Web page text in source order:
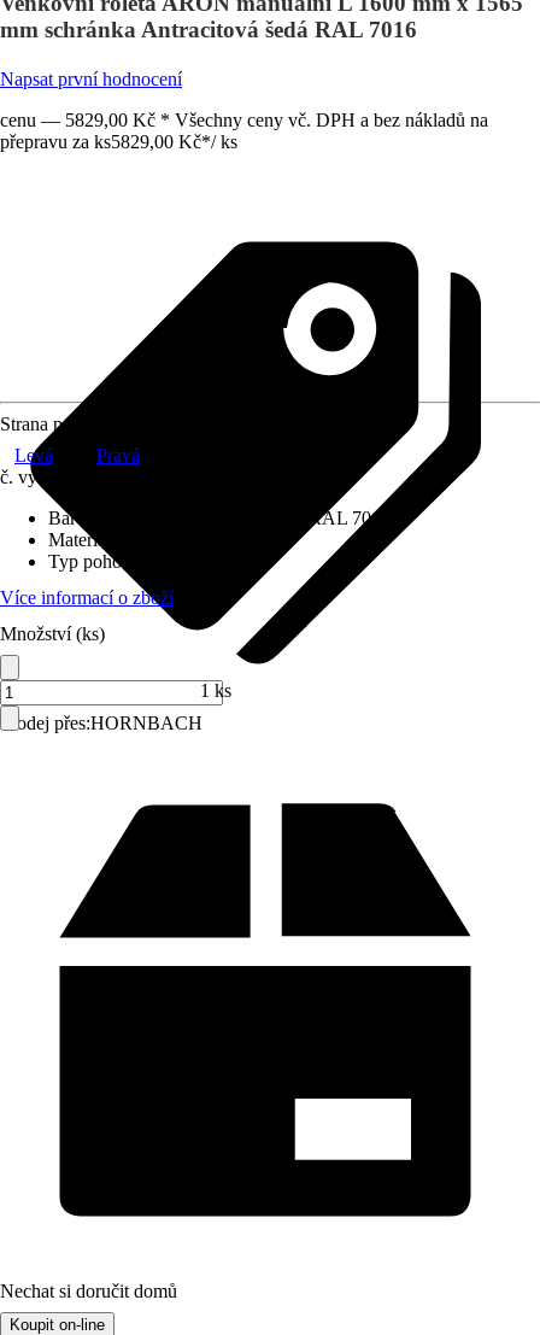
mm schránka Antracitová šedá RAL 7016
Napsat první hodnocení
cenu — 5829,00 Kč * Všechny ceny vč. DPH a bez nákladů na
přepravu za ks5829,00 Kč*/ ks
Prodej přes:HORNBACH
Strana pohonu
Levá
Pravá
č. výrobku
Barva schránky
Antracitová šedá RAL 7016
Materiál závěsu
Typ pohonu
Více informací o zboží
Množství (ks)
1 ks
Nechat si doručit domů
Koupit on-line